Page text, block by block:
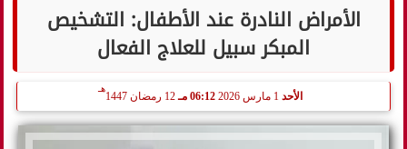
الأمراض النادرة عند الأطفال: التشخيص
المبكر سبيل للعلاج الفعال
الأحد 06:12 مـ 12 رمضان 1447
هـ